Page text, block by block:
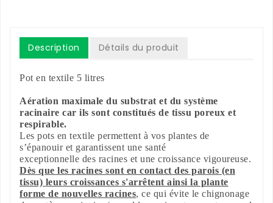
Description Détails du produit
Pot en textile 5 litres
Aération maximale du substrat et du système
racinaire car ils sont constitués de tissu poreux et
respirable.
Les pots en textile permettent à vos plantes de
s’épanouir et garantissent une santé
exceptionnelle des racines et une croissance vigoureuse.
Dès que les racines sont en contact des parois (en
tissu) leurs croissances s'arrêtent ainsi la plante
forme de nouvelles racines, ce qui évite le chignonage